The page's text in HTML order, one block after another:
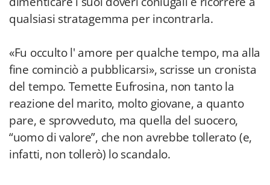
qualsiasi stratagemma per incontrarla.
«Fu occulto l' amore per qualche tempo, ma alla
fine cominciò a pubblicarsi», scrisse un cronista
del tempo. Temette Eufrosina, non tanto la
reazione del marito, molto giovane, a quanto
pare, e sprovveduto, ma quella del suocero,
“uomo di valore”, che non avrebbe tollerato (e,
infatti, non tollerò) lo scandalo.